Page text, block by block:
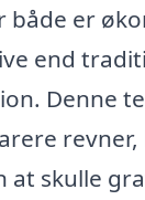
både er
end
Denne
revner,
at skulle